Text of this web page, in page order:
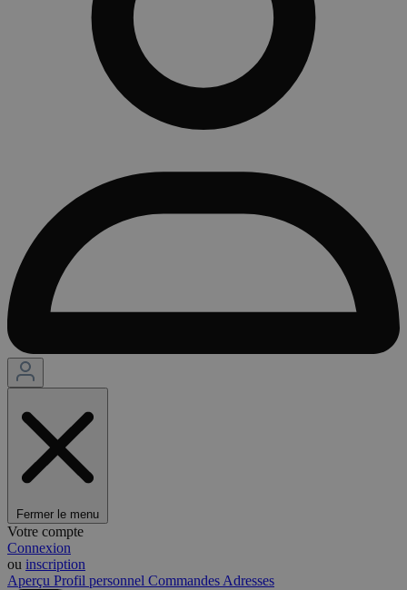
Fermer le menu
Votre compte
Connexion
ou inscription
Aperçu Profil personnel Commandes Adresses